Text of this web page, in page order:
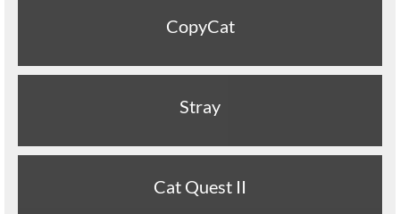
CopyCat
Stray
Cat Quest II